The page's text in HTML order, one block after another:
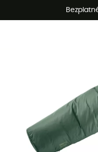
Letní akce 🔥 -5 % EXTRA